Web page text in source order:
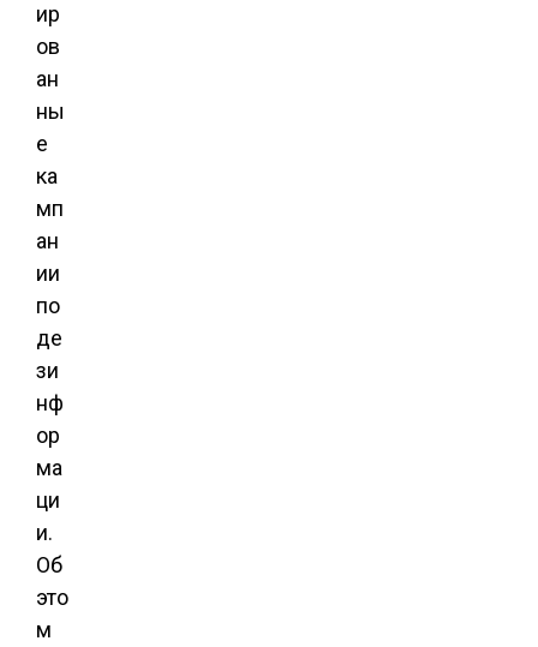
ир
ов
ан
ны
е
ка
мп
ан
ии
по
де
зи
нф
ор
ма
ци
и.
Об
это
м